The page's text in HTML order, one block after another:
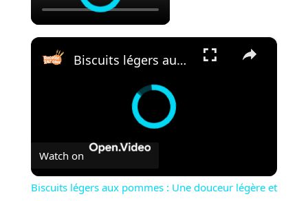
×
Biscuits légers aux pommes : Une douceur légère et irrésistible
Watch on
Biscuits légers aux pommes : Une douceur légère et